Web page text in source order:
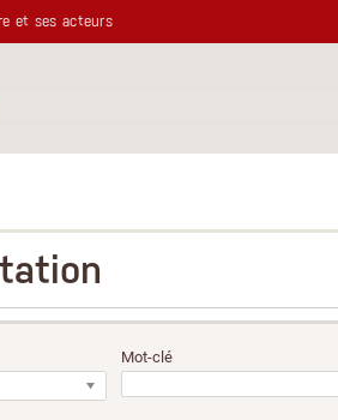
et ses acteurs
Mot-clé